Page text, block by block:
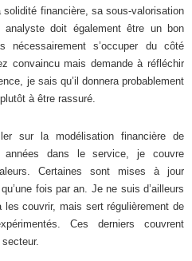
financière, sa sous-valorisation
doit également être un bon
nécessairement s’occuper du côté
convaincu mais demande à réfléchir
je sais qu’il donnera probablement
à être rassuré.
sur la modélisation financière de
années dans le service, je couvre
Certaines sont mises à jour
fois par an. Je ne suis d’ailleurs
couvrir, mais sert régulièrement de
Ces derniers couvrent